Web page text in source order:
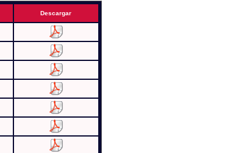
Descargar